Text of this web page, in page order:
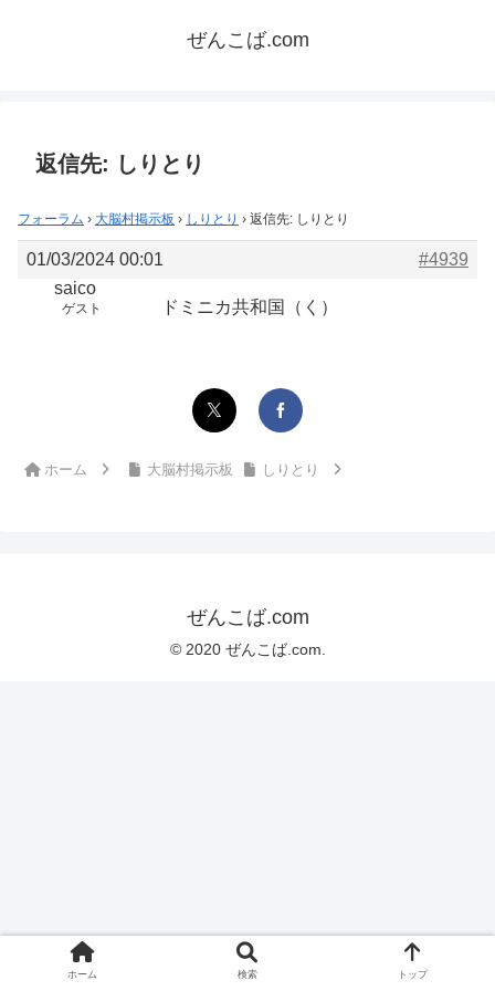
ぜんこば.com
返信先: しりとり
フォーラム › 大脳村掲示板 › しりとり › 返信先: しりとり
01/03/2024 00:01
#4939
saico
ゲスト ドミニカ共和国（く）
ホーム 大脳村掲示板 しりとり
ぜんこば.com
© 2020 ぜんこば.com.
ホーム 検索 トップ